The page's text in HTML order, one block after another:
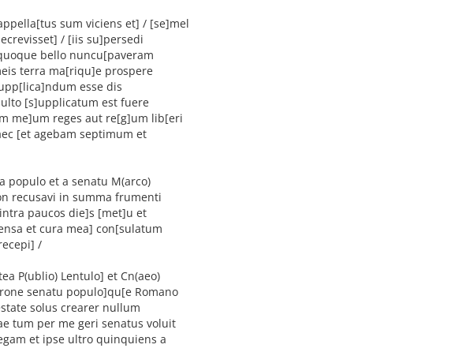
sum viciens et] / [se]mel
/ [iis su]persedi
bello nuncu[paveram
terra ma[riqu]e prospere
esse dis
[s]upplicatum est fuere
me]um reges aut re[g]um lib[eri
[et agebam septimum et
et a senatu M(arco)
recusavi in summa frumenti
paucos die]s [met]u et
et cura mea] con[sulatum
/
P(ublio) Lentulo] et Cn(aeo)
senatu populo]qu[e Romano
solus crearer nullum
tum per me geri senatus voluit
et ipse ultro quinquiens a